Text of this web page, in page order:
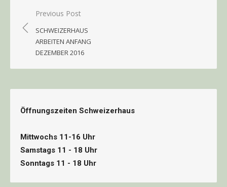
Beitragsnavigation
Previous Post
SCHWEIZERHAUS
ARBEITEN ANFANG
DEZEMBER 2016
Öffnungszeiten Schweizerhaus
Mittwochs 11-16 Uhr
Samstags 11 - 18 Uhr
Sonntags 11 - 18 Uhr